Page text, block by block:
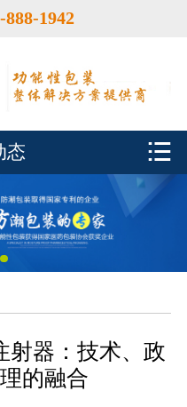
 首页
产品中心
鑫富达资质
行业动态
联系我们
CDE查询
888-1942
态 
射器：技术、政
的融合